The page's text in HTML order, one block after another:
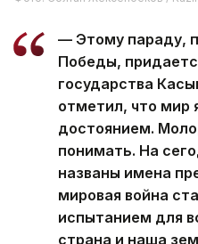
— Этому параду,
Победы,
государства
отметил, что мир
достоянием.
понимать. На
названы имена
мировая война
испытанием для
страна и наша